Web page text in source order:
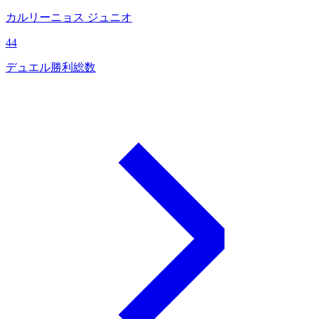
カルリーニョス ジュニオ
44
デュエル勝利総数